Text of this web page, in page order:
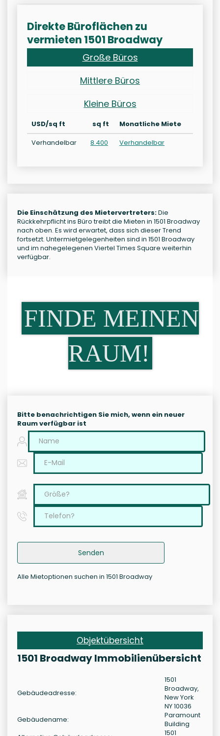
Direkte Büroflächen zu
vermieten 1501 Broadway
Große Büros
Mittlere Büros
Kleine Büros
USD/sq ft sq ft
Monatliche Miete
Verhandelbar
8.400 Verhandelbar
Die Einschätzung des Mietervertreters:Die
Rückkehrpflicht ins Büro treibt die Mieten in 1501 Broadway
nach oben. Es wird erwartet, dass sich dieser Trend
fortsetzt. Untermietgelegenheiten sind in 1501 Broadway
und im nahegelegenen Viertel Times Square weiterhin
verfügbar.
FINDE MEINEN
RAUM!
Bitte benachrichtigen Sie mich, wenn ein neuer
Raum verfügbar ist
Senden
Alle Mietoptionen suchen in 1501 Broadway
Objektübersicht
1501 Broadway Immobilienübersicht
Gebäudeadresse:
1501
Broadway,
New York
NY 10036
Gebäudename:
Paramount
Building
1501